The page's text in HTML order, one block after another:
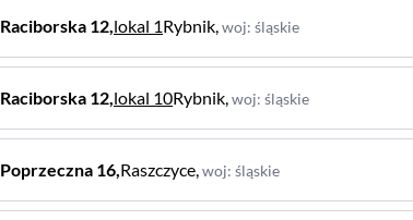
Raciborska 12,lokal 1Rybnik,woj: śląskie
Raciborska 12,lokal 10Rybnik,woj: śląskie
Poprzeczna 16,Raszczyce,woj: śląskie